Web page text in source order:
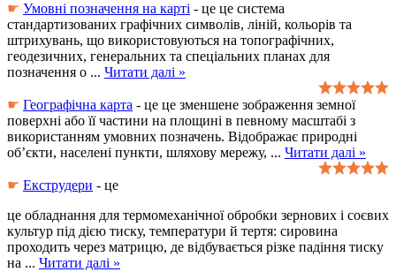
☛ Умовні позначення на карті - це це система
стандартизованих графічних символів, ліній, кольорів та
штрихувань, що використовуються на топографічних,
геодезичних, генеральних та спеціальних планах для
позначення о ... Читати далі »
☛ Географічна карта - це це зменшене зображення земної
поверхні або її частини на площині в певному масштабі з
використанням умовних позначень. Відображає природні
об’єкти, населені пункти, шляхову мережу, ... Читати далі »
☛ Екструдери - це
це обладнання для термомеханічної обробки зернових і соєвих
культур під дією тиску, температури й тертя: сировина
проходить через матрицю, де відбувається різке падіння тиску
на ... Читати далі »